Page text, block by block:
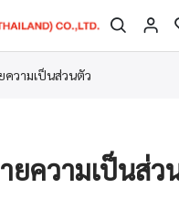
ความเป็นส่วนตัว
ยความเป็นส่ว